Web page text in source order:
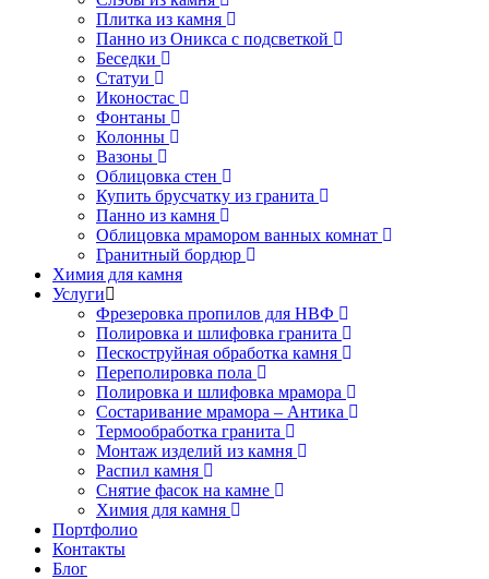
Плитка из камня
Панно из Оникса с подсветкой
Беседки
Статуи
Иконостас
Фонтаны
Колонны
Вазоны
Облицовка стен
Купить брусчатку из гранита
Панно из камня
Облицовка мрамором ванных комнат
Гранитный бордюр
Химия для камня
Услуги
Фрезеровка пропилов для НВФ
Полировка и шлифовка гранита
Пескоструйная обработка камня
Переполировка пола
Полировка и шлифовка мрамора
Состаривание мрамора – Антика
Термообработка гранита
Монтаж изделий из камня
Распил камня
Снятие фасок на камне
Химия для камня
Портфолио
Контакты
Блог